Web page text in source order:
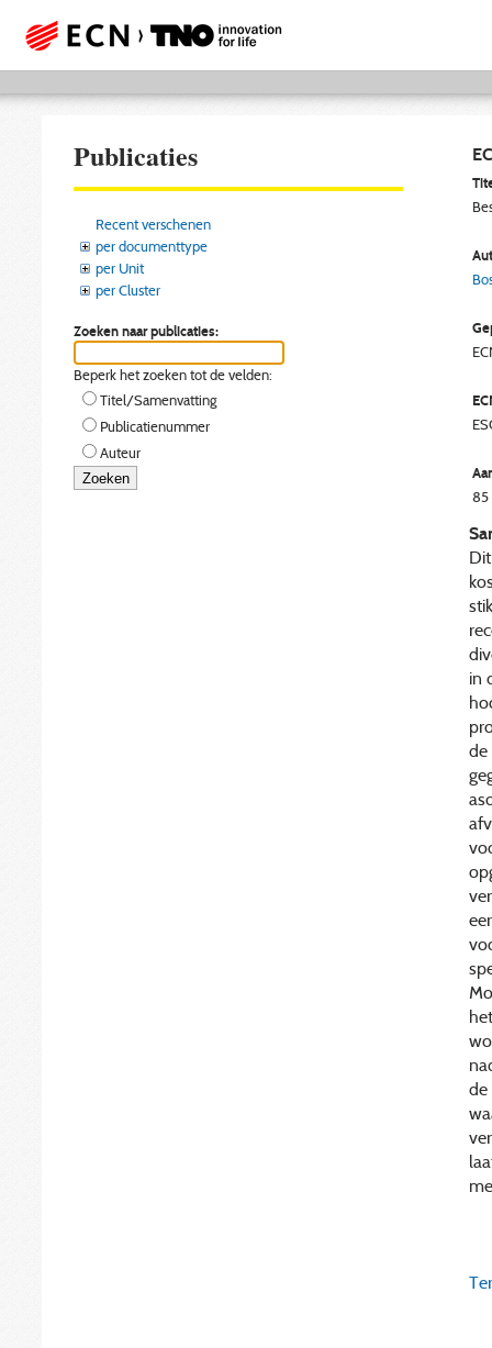
Publicaties
Recent verschenen
per documenttype
per Unit
per Cluster
Zoeken naar publicaties:
Beperk het zoeken tot de velden:
Titel/Samenvatting
Publicatienummer
Auteur
85
in
de
de